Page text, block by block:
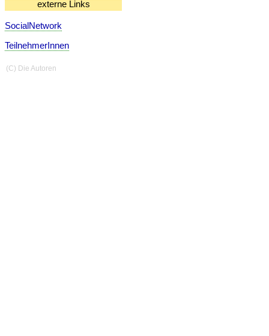
externe Links
SocialNetwork
TeilnehmerInnen
(C) Die Autoren